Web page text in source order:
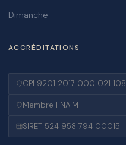
Dimanche
ACCRÉDITATIONS
CPI 9201 2017 000 021 108
Membre FNAIM
SIRET 524 958 794 00015